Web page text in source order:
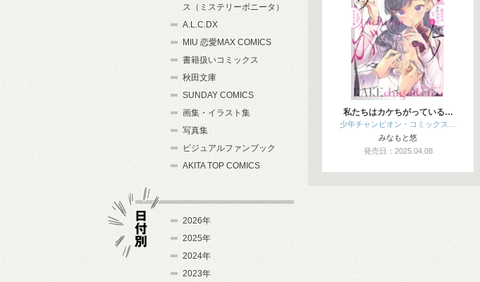
私たちはカケちがっている…
少年チャンピオン・コミックス…
みなもと悠
発売日：2025.04.08
ス（ミステリーボニータ）
A.L.C.DX
MIU 恋愛MAX COMICS
書籍扱いコミックス
秋田文庫
SUNDAY COMICS
画集・イラスト集
写真集
ビジュアルファンブック
AKITA TOP COMICS
2026年
2025年
2024年
2023年